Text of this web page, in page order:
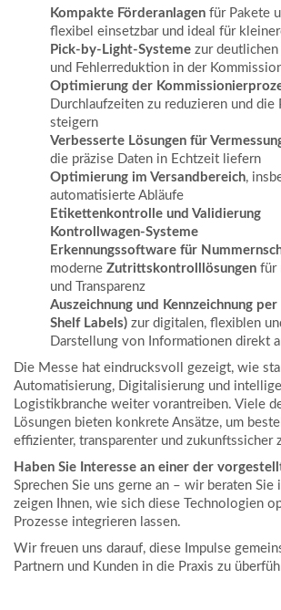
Kompakte Förderanlagen für Pakete
flexibel einsetzbar und ideal für
Pick-by-Light-Systeme zur
und Fehlerreduktion in der
Optimierung der
Durchlaufzeiten zu reduzieren und
steigern
Verbesserte Lösungen für
die präzise Daten in Echtzeit liefern
Optimierung im Versandbereich,
automatisierte Abläufe
Etikettenkontrolle und Validierung
Kontrollwagen-Systeme
Erkennungssoftware für
moderne Zutrittskontrolllösungen für
und Transparenz
Auszeichnung und Kennzeichnung
Shelf Labels) zur digitalen, flexiblen
Darstellung von Informationen direkt
Die Messe hat eindrucksvoll gezeigt, wie
Automatisierung, Digitalisierung und
Logistikbranche weiter vorantreiben. Viele
Lösungen bieten konkrete Ansätze, um
effizienter, transparenter und zukunftssicher
Haben Sie Interesse an einer der
Sprechen Sie uns gerne an – wir beraten Sie
zeigen Ihnen, wie sich diese Technologien
Prozesse integrieren lassen.
Wir freuen uns darauf, diese Impulse
Partnern und Kunden in die Praxis zu